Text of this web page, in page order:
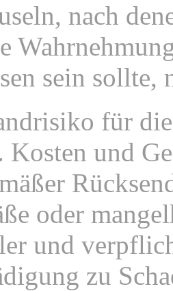
nach
sein sollte,
für
Kosten und
oder
und
zu